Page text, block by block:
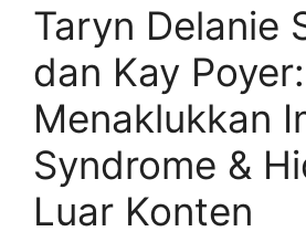
Taryn Delanie
dan Kay Poyer:
Menaklukkan
Syndrome &
Luar Konten